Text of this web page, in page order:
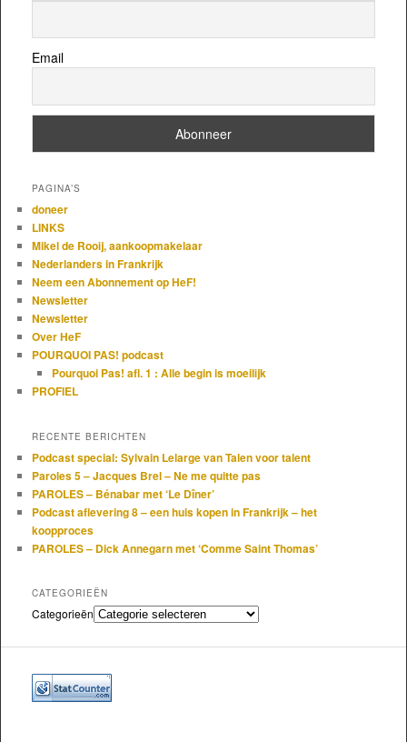
Email
PAGINA’S
doneer
LINKS
Mikel de Rooij, aankoopmakelaar
Nederlanders in Frankrijk
Neem een Abonnement op HeF!
Newsletter
Newsletter
Over HeF
POURQUOI PAS! podcast
Pourquoi Pas! afl. 1 : Alle begin is moeilijk
PROFIEL
RECENTE BERICHTEN
Podcast special: Sylvain Lelarge van Talen voor talent
Paroles 5 – Jacques Brel – Ne me quitte pas
PAROLES – Bénabar met ‘Le Dîner’
Podcast aflevering 8 – een huis kopen in Frankrijk – het
koopproces
PAROLES – Dick Annegarn met ‘Comme Saint Thomas’
CATEGORIEËN
Categorieën